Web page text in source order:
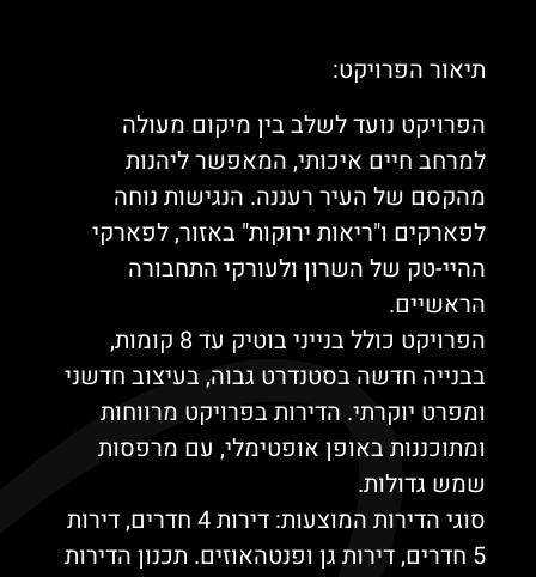
תיאור הפרויקט:
הפרויקט נועד לשלב בין מיקום מעולה
למרחב חיים איכותי, המאפשר ליהנות
מהקסם של העיר רעננה. הנגישות נוחה
לפארקים ו"ריאות ירוקות" באזור, לפארקי
ההיי-טק של השרון ולעורקי התחבורה
הראשיים.
הפרויקט כולל בנייני בוטיק עד 8 קומות,
בבנייה חדשה בסטנדרט גבוה, בעיצוב חדשני
ומפרט יוקרתי. הדירות בפרויקט מרווחות
ומתוכננות באופן אופטימלי, עם מרפסות
שמש גדולות.
סוגי הדירות המוצעות: דירות 4 חדרים, דירות
5 חדרים, דירות גן ופנטהאוזים. תכנון הדירות